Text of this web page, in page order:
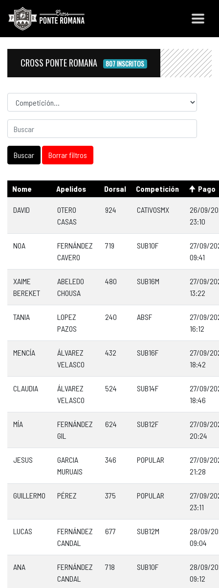
CROSS PONTE ROMANA 807 INSCRITOS
Competicion
Nome Apelidos Dorsal Competición Pago
DAVID
OTERO
CASAS
924 CATIVOSMX
26/09/
23:10
NOA
FERNÁNDEZ
CAVERO
719 SUB10F
27/09/
09:41
XAIME
BEREKET
ABELEDO
CHOUSA
480 SUB16M
27/09/
13:22
TANIA
LOPEZ
PAZOS
240 ABSF
27/09/
16:12
MENCÍA
ÁLVAREZ
VELASCO
432 SUB16F
27/09/
18:42
CLAUDIA
ÁLVAREZ
VELASCO
524 SUB14F
27/09/
18:46
MÍA
FERNÁNDEZ
GIL
624 SUB12F
27/09/
20:24
JESUS
GARCIA
MURUAIS
346 POPULAR
27/09/
21:28
GUILLERMO PÉREZ 375 POPULAR
27/09/
23:11
LUCAS
FERNÁNDEZ
CANDAL
677 SUB12M
28/09/
09:04
ANA
FERNÁNDEZ
CANDAL
718 SUB10F
28/09/
09:12